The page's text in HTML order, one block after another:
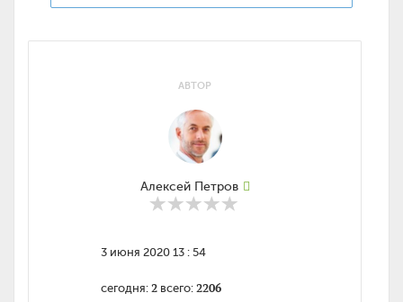
АВТОР
Алексей Петров
3 июня 2020 13 : 54
сегодня: 2всего: 2206